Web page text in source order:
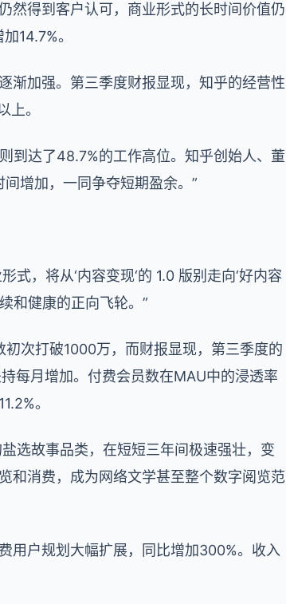
然得到客户认可，商业形式的长时间价值仍
14.7%。
渐加强。第三季度财报显现，知乎的经营性
上。
到达了48.7%的工作高位。知乎创始人、董
增加，一同争夺短期盈余。”
式，将从‘内容变现‘的 1.0 版别走向‘好内容
和健康的正向飞轮。”
次打破1000万，而财报显现，第三季度的
每月增加。付费会员数在MAU中的浸透率
。
选故事品类，在短短三年间极速强壮，变
和消费，成为网络文学甚至整个数字阅览范
用户规划大幅扩展，同比增加300%。收入